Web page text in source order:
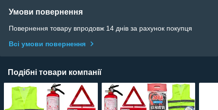
Умови повернення
Повернення товару впродовж 14 днів за рахунок покупця
Всі умови повернення
Подібні товари компанії